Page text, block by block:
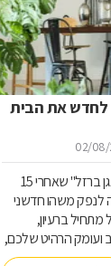
לחדש את הבית
02/08/
הכירו את חנות הרהיטים ''אגן ברזל'' שאחרי 15
לנפק משהו חדשני
ברעיון,
ועומק הרהיט שלכם,
חומרי הגלם ומסתיים